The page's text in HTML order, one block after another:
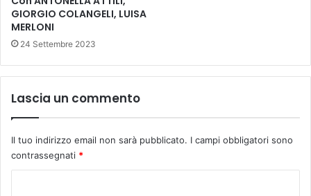
o
c
o
l
i
n
o
v
GIORGIO COLANGELI, LUISA
MERLONI
24 Settembre 2023
Lascia un commento
Il tuo indirizzo email non sarà pubblicato. I campi obbligatori sono
contrassegnati *